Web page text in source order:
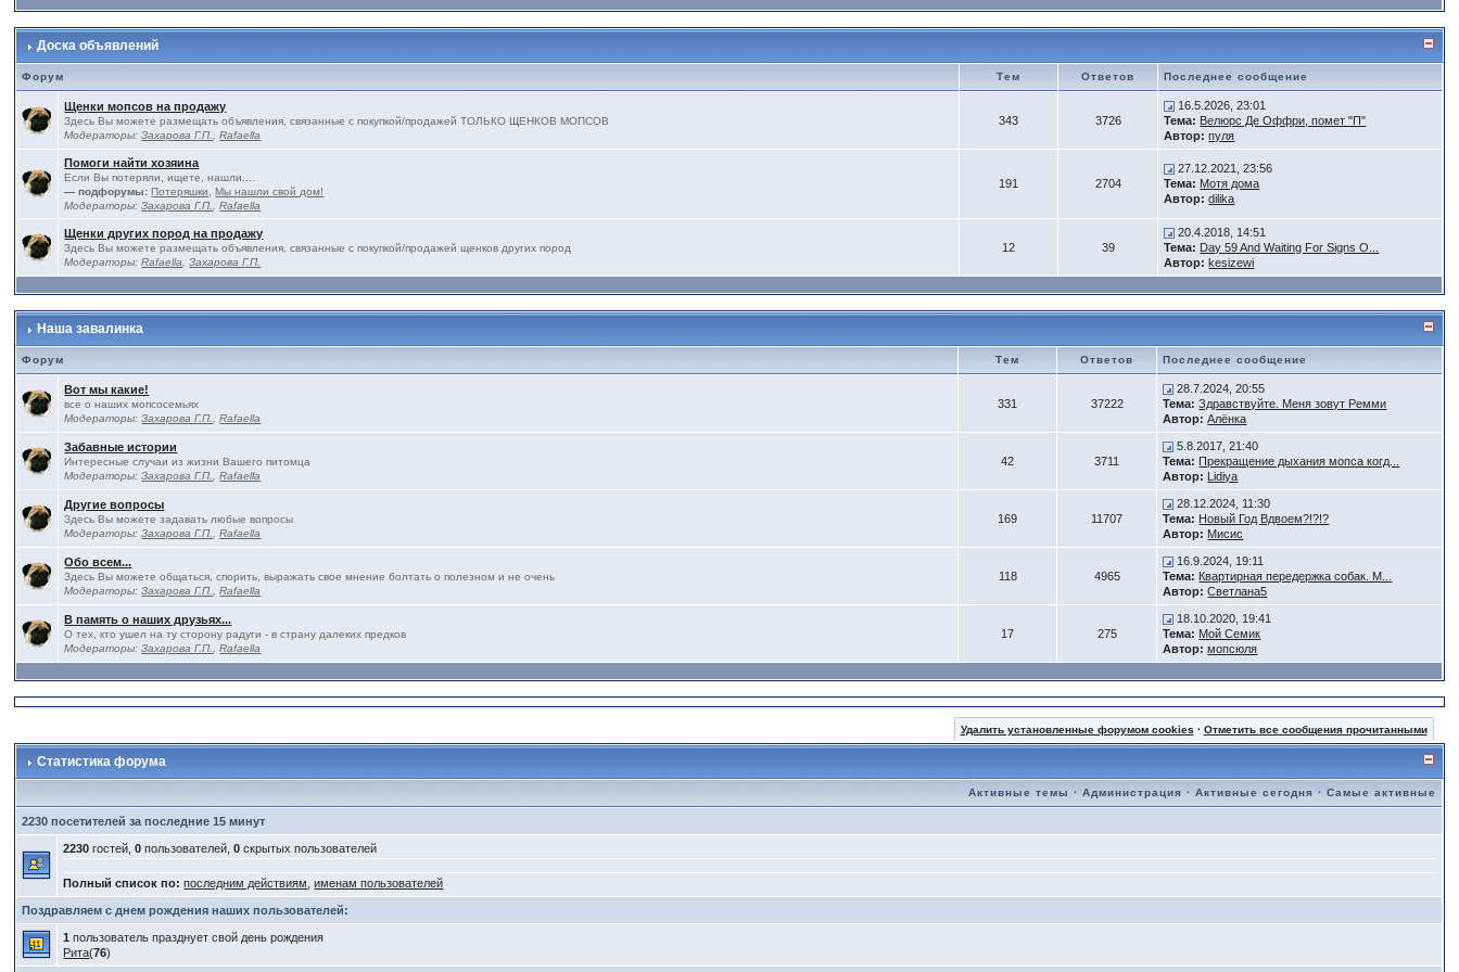
Доска объявлений
Форум Тем Ответов Последнее сообщение
Щенки мопсов на продажу
Здесь Вы можете размещать объявления, связанные с покупкой/продажей ТОЛЬКО ЩЕНКОВ МОПСОВ
Модераторы:Захарова Г.П. ,Rafaella
343 3726
16.5.2026, 23:01
Тема: Велюрс Де Оффри, помет "П"
Автор: пуля
Помоги найти хозяина
Если Вы потеряли, ищете, нашли....
— подфорумы: Потеряшки ,Мы нашли свой дом!
Модераторы:Захарова Г.П. ,Rafaella
191 2704
27.12.2021, 23:56
Тема: Мотя дома
Автор: dilika
Щенки других пород на продажу
Здесь Вы можете размещать объявления, связанные с покупкой/продажей щенков других пород
Модераторы:Rafaella ,Захарова Г.П.
12 39
20.4.2018, 14:51
Тема: Day 59 And Waiting For Signs O...
Автор: kesizewi
Наша завалинка
Форум Тем Ответов Последнее сообщение
Вот мы какие!
все о наших мопсосемьях
Модераторы:Захарова Г.П. ,Rafaella
331 37222
28.7.2024, 20:55
Тема: Здравствуйте. Меня зовут Ремми
Автор: Алёнка
Забавные истории
Интересные случаи из жизни Вашего питомца
Модераторы:Захарова Г.П. ,Rafaella
42 3711
5.8.2017, 21:40
Тема: Прекращение дыхания мопса когд...
Автор: Lidiya
Другие вопросы
Здесь Вы можете задавать любые вопросы
Модераторы:Захарова Г.П. ,Rafaella
169 11707
28.12.2024, 11:30
Тема: Новый Год Вдвоем?!?!?
Автор: Мисис
Обо всем...
Здесь Вы можете общаться, спорить, выражать свое мнение болтать о полезном и не очень
Модераторы:Захарова Г.П. ,Rafaella
118 4965
16.9.2024, 19:11
Тема: Квартирная передержка собак. М...
Автор: Светлана5
В память о наших друзьях...
О тех, кто ушел на ту сторону радуги - в страну далеких предков
Модераторы:Захарова Г.П. ,Rafaella
17 275
18.10.2020, 19:41
Тема: Мой Семик
Автор: мопсюля
Удалить установленные форумом cookies · Отметить все сообщения прочитанными
Статистика форума
Активные темы ·Администрация ·Активные сегодня ·Самые активные
2230 посетителей за последние 15 минут
2230 гостей,0 пользователей,0 скрытых пользователей
Полный список по: последним действиям ,именам пользователей
Поздравляем с днем рождения наших пользователей:
1 пользователь празднует свой день рождения
Рита(76)